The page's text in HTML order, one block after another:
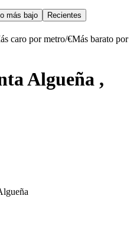
más bajo
Recientes
caro por metro/€Más barato por
Algueña ,